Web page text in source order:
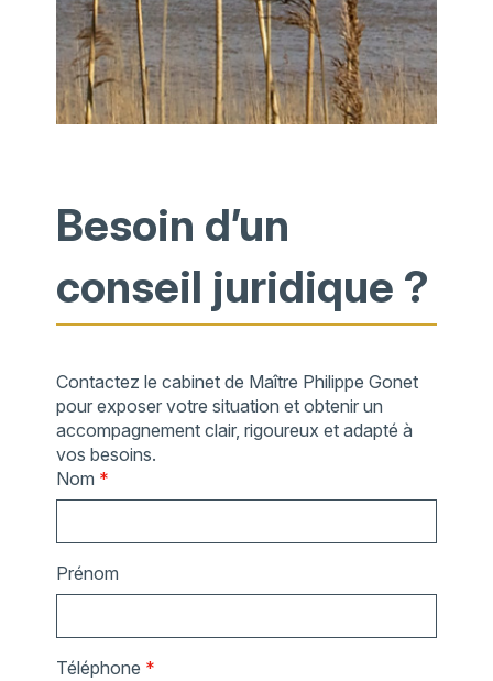
Besoin d’un
conseil juridique ?
Contactez le cabinet de Maître Philippe Gonet
pour exposer votre situation et obtenir un
accompagnement clair, rigoureux et adapté à
vos besoins.
Nom *
Prénom
Téléphone *